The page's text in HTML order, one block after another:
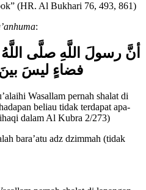
Wasallam pernah shalat di
أنَّ رسولَ اللَّهِ صلَّى
فضاءٍ ليسَ
Wasallam pernah shalat di
beliau tidak terdapat apa-
bara’atu adz dzimmah (tidak